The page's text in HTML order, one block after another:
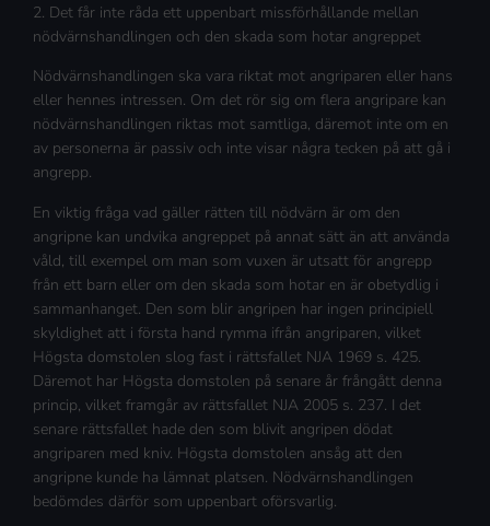
2. Det får inte råda ett uppenbart missförhållande mellan
nödvärnshandlingen och den skada som hotar angreppet
Nödvärnshandlingen ska vara riktat mot angriparen eller hans
eller hennes intressen. Om det rör sig om flera angripare kan
nödvärnshandlingen riktas mot samtliga, däremot inte om en
av personerna är passiv och inte visar några tecken på att gå i
angrepp.
En viktig fråga vad gäller rätten till nödvärn är om den
angripne kan undvika angreppet på annat sätt än att använda
våld, till exempel om man som vuxen är utsatt för angrepp
från ett barn eller om den skada som hotar en är obetydlig i
sammanhanget. Den som blir angripen har ingen principiell
skyldighet att i första hand rymma ifrån angriparen, vilket
Högsta domstolen slog fast i rättsfallet NJA 1969 s. 425.
Däremot har Högsta domstolen på senare år frångått denna
princip, vilket framgår av rättsfallet NJA 2005 s. 237. I det
senare rättsfallet hade den som blivit angripen dödat
angriparen med kniv. Högsta domstolen ansåg att den
angripne kunde ha lämnat platsen. Nödvärnshandlingen
bedömdes därför som uppenbart oförsvarlig.